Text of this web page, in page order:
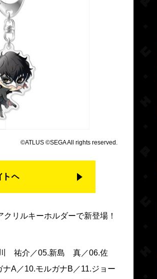
©ATLUS ©SEGA All rights reserved.
リルキーホルダーで新登場！
祐介／05.新島 真／06.佐
A／10.モルガナB／11.ジョー